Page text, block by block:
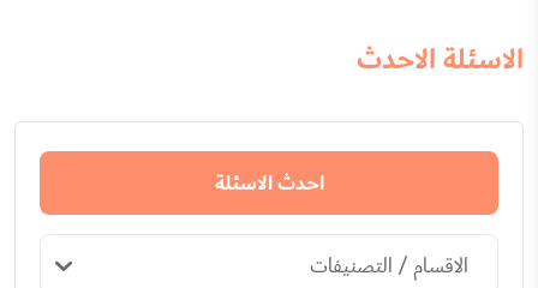
الاسئلة الاحدث
احدث الاسئلة
الاقسام / التصنيفات